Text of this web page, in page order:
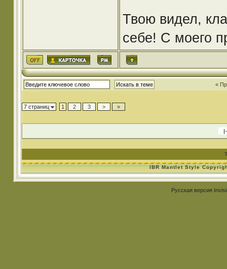
Твою видел,
себе! С моего
«
7 страниц 1 2 3 > »
IBR Mantlet Style
Русская версия